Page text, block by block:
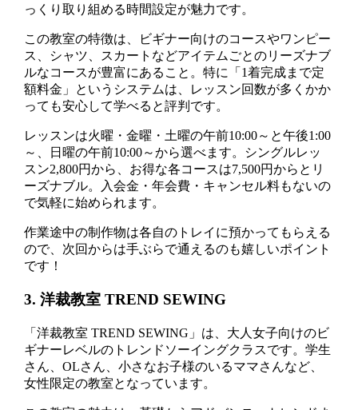
っくり取り組める時間設定が魅力です。
この教室の特徴は、ビギナー向けのコースやワンピー
ス、シャツ、スカートなどアイテムごとのリーズナブ
ルなコースが豊富にあること。特に「1着完成まで定
額料金」というシステムは、レッスン回数が多くかか
っても安心して学べると評判です。
レッスンは火曜・金曜・土曜の午前10:00～と午後1:00
～、日曜の午前10:00～から選べます。シングルレッ
スン2,800円から、お得な各コースは7,500円からとリ
ーズナブル。入会金・年会費・キャンセル料もないの
で気軽に始められます。
作業途中の制作物は各自のトレイに預かってもらえる
ので、次回からは手ぶらで通えるのも嬉しいポイント
です！
3. 洋裁教室 TREND SEWING
「洋裁教室 TREND SEWING」は、大人女子向けのビ
ギナーレベルのトレンドソーイングクラスです。学生
さん、OLさん、小さなお子様のいるママさんなど、
女性限定の教室となっています。